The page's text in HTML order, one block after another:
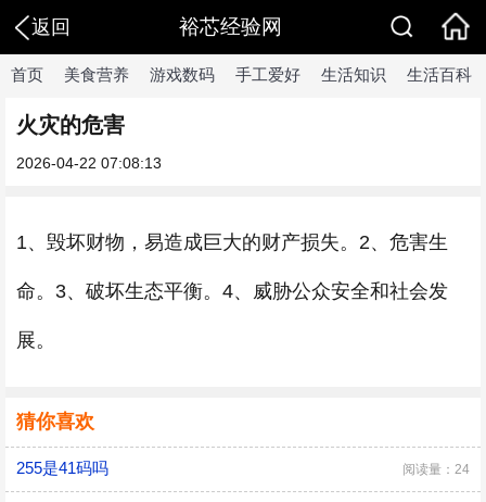
返回 裕芯经验网
首页 美食营养 游戏数码 手工爱好 生活知识 生活百科
火灾的危害
2026-04-22 07:08:13
1、毁坏财物，易造成巨大的财产损失。2、危害生
命。3、破坏生态平衡。4、威胁公众安全和社会发
展。
猜你喜欢
255是41码吗 阅读量：24